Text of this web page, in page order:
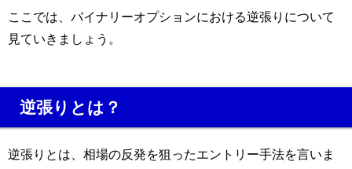
ここでは、バイナリーオプションにおける逆張りについて
見ていきましょう。
逆張りとは？
逆張りとは、相場の反発を狙ったエントリー手法を言いま